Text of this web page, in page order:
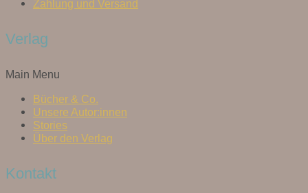
Zahlung und Versand
Verlag
Main Menu
Bücher & Co.
Unsere Autor:innen
Stories
Über den Verlag
Kontakt